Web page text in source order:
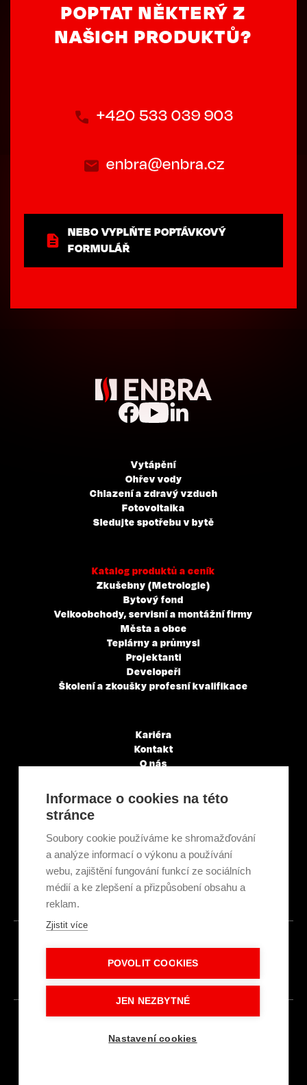
POPTAT NĚKTERÝ Z
NAŠICH PRODUKTŮ?
+420 533 039 903
enbra@enbra.cz
NEBO VYPLŇTE POPTÁVKOVÝ
FORMULÁŘ
Vytápění
Ohřev vody
Chlazení a zdravý vzduch
Fotovoltaika
Sledujte spotřebu v bytě
Katalog produktů a ceník
Zkušebny (Metrologie)
Bytový fond
Velkoobchody, servisní a montážní firmy
Města a obce
Teplárny a průmysl
Projektanti
Developeři
Školení a zkoušky profesní kvalifikace
Kariéra
Kontakt
O nás
Články a novinky
GDPR & Cookies
Ekologická recyklace
Projekty EU
Intranet - Přihlášení
Přihlášení
© 2026
Informace o cookies na této
stránce
Soubory cookie používáme ke shromažďování
a analýze informací o výkonu a používání
webu, zajištění fungování funkcí ze sociálních
médií a ke zlepšení a přizpůsobení obsahu a
reklam.
Zjistit více
POVOLIT COOKIES
JEN NEZBYTNÉ
Nastavení cookies